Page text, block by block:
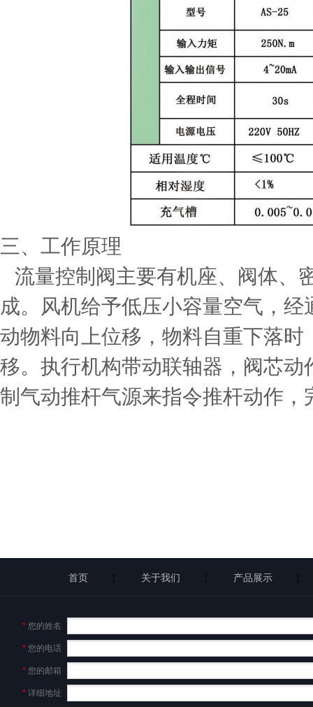
三、工作原理
流量控制阀主要有机座、阀体、
成。风机给予低压小容量空气，
动物料向上位移，物料自重下落
移。执行机构带动联轴器，阀芯
制气动推杆气源来指令推杆动作，
首页 关于我们 产品展示
* 您的姓名
* 您的电话
* 您的邮箱
* 详细地址